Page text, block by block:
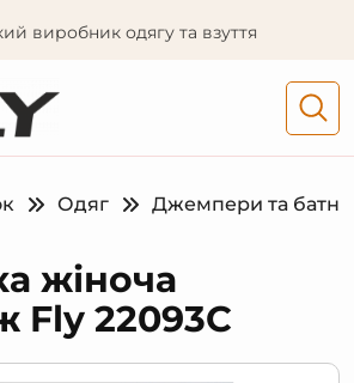
виробник одягу та взуття
Одяг Джемпери та
жіноча
Fly 22093С